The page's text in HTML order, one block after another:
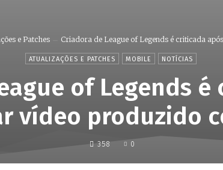
e Patches Criadora de League of Legends é criticada
ATUALIZAÇÕES E PATCHES MOBILE NOTÍCIAS
of Legends
vídeo produzido
358 0